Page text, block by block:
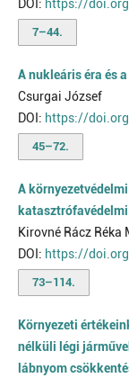
DOI: https://
7–44.
A nukleáris éra és
Csurgai József
DOI: https://
45–72.
A
Kirovné Rácz Réka
DOI: https://
73–114.
Környezeti
nélküli légi
lábnyom